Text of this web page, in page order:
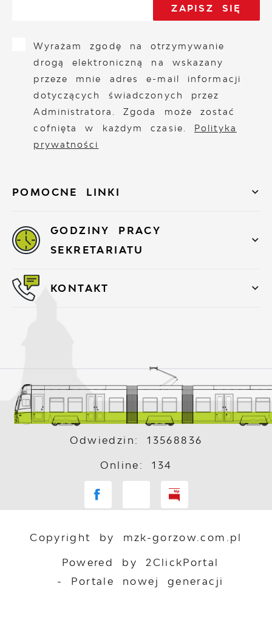
POMOCNE LINKI
Wyrażam zgodę na otrzymywanie
drogą elektroniczną na wskazany
przeze mnie adres e-mail informacji
dotyczących świadczonych przez
Administratora. Zgoda może zostać
cofnięta w każdym czasie. Polityka
prywatności
GODZINY PRACY
SEKRETARIATU
KONTAKT
Odwiedzin: 13568836
Online: 134
Copyright by mzk-gorzow.com.pl
Powered by2ClickPortal
- Portale nowej generacji